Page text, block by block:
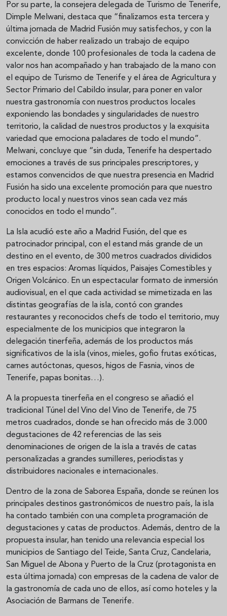
Por su parte, la consejera delegada de Turismo de Tenerife,
Dimple Melwani, destaca que “finalizamos esta tercera y
última jornada de Madrid Fusión muy satisfechos, y con la
convicción de haber realizado un trabajo de equipo
excelente, donde 100 profesionales de toda la cadena de
valor nos han acompañado y han trabajado de la mano con
el equipo de Turismo de Tenerife y el área de Agricultura y
Sector Primario del Cabildo insular, para poner en valor
nuestra gastronomía con nuestros productos locales
exponiendo las bondades y singularidades de nuestro
territorio, la calidad de nuestros productos y la exquisita
variedad que emociona paladares de todo el mundo”.
Melwani, concluye que “sin duda, Tenerife ha despertado
emociones a través de sus principales prescriptores, y
estamos convencidos de que nuestra presencia en Madrid
Fusión ha sido una excelente promoción para que nuestro
producto local y nuestros vinos sean cada vez más
conocidos en todo el mundo”.
La Isla acudió este año a Madrid Fusión, del que es
patrocinador principal, con el estand más grande de un
destino en el evento, de 300 metros cuadrados divididos
en tres espacios: Aromas líquidos, Paisajes Comestibles y
Origen Volcánico. En un espectacular formato de inmersión
audiovisual, en el que cada actividad se mimetizada en las
distintas geografías de la isla, contó con grandes
restaurantes y reconocidos chefs de todo el territorio, muy
especialmente de los municipios que integraron la
delegación tinerfeña, además de los productos más
significativos de la isla (vinos, mieles, gofio frutas exóticas,
carnes autóctonas, quesos, higos de Fasnia, vinos de
Tenerife, papas bonitas…).
A la propuesta tinerfeña en el congreso se añadió el
tradicional Túnel del Vino del Vino de Tenerife, de 75
metros cuadrados, donde se han ofrecido más de 3.000
degustaciones de 42 referencias de las seis
denominaciones de origen de la isla a través de catas
personalizadas a grandes sumilleres, periodistas y
distribuidores nacionales e internacionales.
Dentro de la zona de Saborea España, donde se reúnen los
principales destinos gastronómicos de nuestro país, la isla
ha contado también con una completa programación de
degustaciones y catas de productos. Además, dentro de la
propuesta insular, han tenido una relevancia especial los
municipios de Santiago del Teide, Santa Cruz, Candelaria,
San Miguel de Abona y Puerto de la Cruz (protagonista en
esta última jornada) con empresas de la cadena de valor de
la gastronomía de cada uno de ellos, así como hoteles y la
Asociación de Barmans de Tenerife.